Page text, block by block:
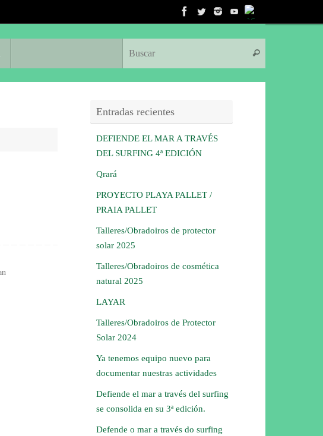
Buscar
Entradas recientes
DEFIENDE EL MAR A TRAVÉS
DEL SURFING 4ª EDICIÓN
Qrará
PROYECTO PLAYA PALLET /
PRAIA PALLET
Talleres/Obradoiros de protector
solar 2025
Talleres/Obradoiros de cosmética
natural 2025
LAYAR
Talleres/Obradoiros de Protector
Solar 2024
Ya tenemos equipo nuevo para
documentar nuestras actividades
Defiende el mar a través del surfing
se consolida en su 3ª edición.
Defende o mar a través do surfing